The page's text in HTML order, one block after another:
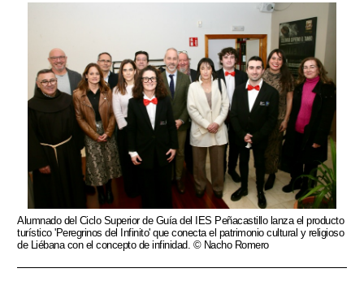
Alumnado del Ciclo Superior de Guía del IES Peñacastillo lanza el producto
turístico 'Peregrinos del Infinito' que conecta el patrimonio cultural y religioso
de Liébana con el concepto de infinidad. © Nacho Romero